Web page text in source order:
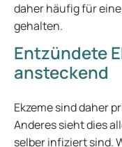
daher häufig für
gehalten.
Entzündete
ansteckend
Ekzeme sind daher
Anderes sieht dies
selber infiziert sind.